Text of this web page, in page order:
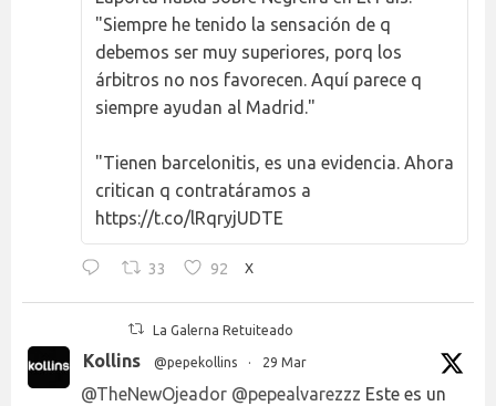
"Siempre he tenido la sensación de q
debemos ser muy superiores, porq los
árbitros no nos favorecen. Aquí parece q
siempre ayudan al Madrid."
"Tienen barcelonitis, es una evidencia. Ahora
critican q contratáramos a
https://t.co/lRqryjUDTE
33 92 X
La Galerna Retuiteado
Kollins @pepekollins · 29 Mar
@TheNewOjeador @pepealvarezzz Este es un